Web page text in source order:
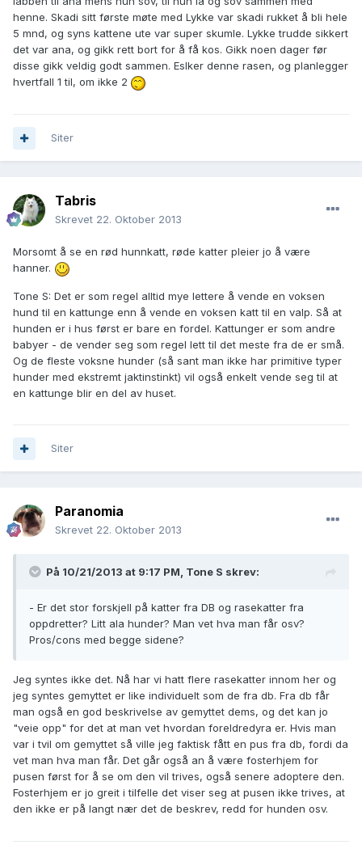
henne. Skadi sitt første møte med Lykke var skadi rukket å bli hele
5 mnd, og syns kattene ute var super skumle. Lykke trudde sikkert
det var ana, og gikk rett bort for å få kos. Gikk noen dager før
disse gikk veldig godt sammen. Eslker denne rasen, og planlegger
hvertfall 1 til, om ikke 2
Siter
Tabris
Skrevet 22. Oktober 2013
Morsomt å se en rød hunnkatt, røde katter pleier jo å være
hanner.
Tone S: Det er som regel alltid mye lettere å vende en voksen
hund til en kattunge enn å vende en voksen katt til en valp. Så at
hunden er i hus først er bare en fordel. Kattunger er som andre
babyer - de vender seg som regel lett til det meste fra de er små.
Og de fleste voksne hunder (så sant man ikke har primitive typer
hunder med ekstremt jaktinstinkt) vil også enkelt vende seg til at
en kattunge blir en del av huset.
Siter
Paranomia
Skrevet 22. Oktober 2013
På 10/21/2013 at 9:17 PM, Tone S skrev:
- Er det stor forskjell på katter fra DB og rasekatter fra
oppdretter? Litt ala hunder? Man vet hva man får osv?
Pros/cons med begge sidene?
Jeg syntes ikke det. Nå har vi hatt flere rasekatter innom her og
jeg syntes gemyttet er like individuelt som de fra db. Fra db får
man også en god beskrivelse av gemyttet dems, og det kan jo
"veie opp" for det at man vet hvordan foreldredyra er. Hvis man
var i tvil om gemyttet så ville jeg faktisk fått en pus fra db, fordi da
vet man hva man får. Det går også an å være fosterhjem for
pusen først for å se om den vil trives, også senere adoptere den.
Fosterhjem er jo greit i tilfelle det viser seg at pusen ikke trives, at
den ikke er på langt nær det de beskrev, redd for hunden osv.